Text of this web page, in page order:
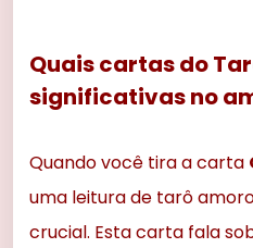
Quais cartas do
significativas no
Quando você tira a carta
uma leitura de tarô
crucial. Esta carta fala